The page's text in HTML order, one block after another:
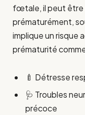
fœtale, il peut être
prématurément,
implique un risque
prématurité
🍼 Détresse
🩺 Troubles
précoce